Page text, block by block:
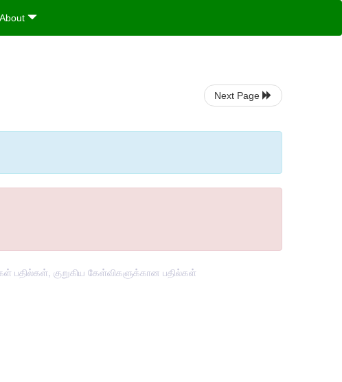
About
Next Page
பதில்கள், குறுகிய கேள்விகளுக்கான பதில்கள்